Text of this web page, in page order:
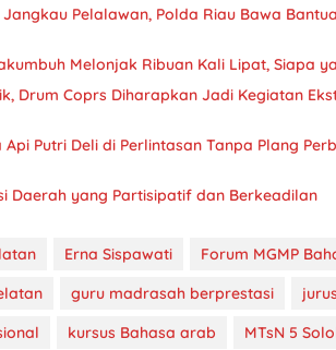
Jangkau Pelalawan, Polda Riau Bawa
Melonjak Ribuan Kali Lipat, Siapa
Drum Coprs Diharapkan Jadi Kegiatan
Putri Deli di Perlintasan Tanpa Plang
Daerah yang Partisipatif dan Berkeadilan
Erna Sispawati
Forum MGMP
guru madrasah berprestasi
kursus Bahasa arab
MTsN 5